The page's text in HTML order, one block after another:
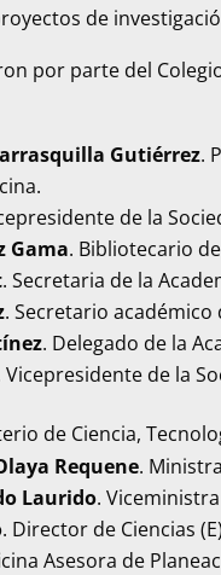
de
por parte del
Gutiérrez.
de la
Gama. Bibliotecario
. Secretaria de la
. Secretario
. Delegado de la
Vicepresidente de la
de Ciencia,
Requene.
Laurido.
. Director de Ciencias
Asesora de